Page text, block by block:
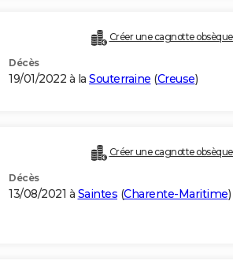
Créer une cagnotte
Décès
19/01/2022 à la Souterraine (Creuse)
Créer une cagnotte
Décès
13/08/2021 à Saintes (Charente-Maritime)